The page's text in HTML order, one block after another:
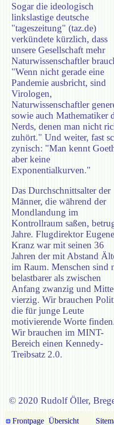
Sogar die ideologisch
linkslastige deutsche
"tageszeitung" (taz.de)
verkündete kürzlich, dass
unsere Gesellschaft mehr
Naturwissenschaftler
"Wenn nicht gerade eine
Pandemie ausbricht, sind
Virologen,
Naturwissenschaftler
sowie auch Mathematiker
Nerds, denen man nicht
zuhört." Und weiter, fast
zynisch: "Man kennt
aber keine
Exponentialkurven."
Das Durchschnittsalter der
Männer, die während der
Mondlandung im
Kontrollraum saßen,
Jahre. Flugdirektor Eugene
Kranz war mit seinen 36
Jahren der mit Abstand
im Raum. Menschen sind
belastbarer als zwischen
Anfang zwanzig und Mitte
vierzig. Wir brauchen
die für junge Leute
motivierende Worte
Wir brauchen im MINT-
Bereich einen Kennedy-
Treibsatz 2.0.
© 2020 Rudolf Öller,
Frontpage Übersicht